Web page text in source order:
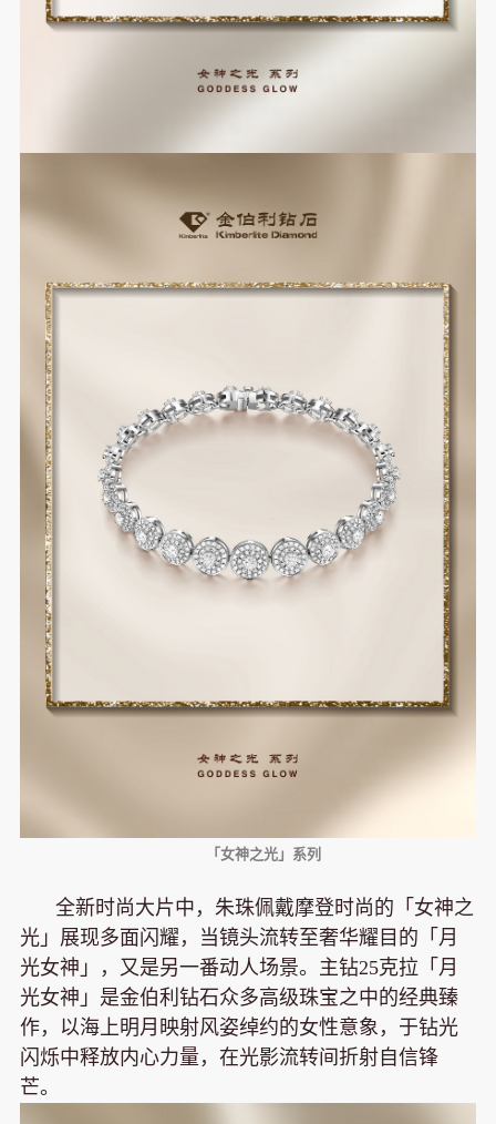
「女神之光」系列
全新时尚大片中，朱珠佩戴摩登时尚的「女神之
光」展现多面闪耀，当镜头流转至奢华耀目的「月
光女神」，又是另一番动人场景。主钻25克拉「月
光女神」是金伯利钻石众多高级珠宝之中的经典臻
作，以海上明月映射风姿绰约的女性意象，于钻光
闪烁中释放内心力量，在光影流转间折射自信锋
芒。